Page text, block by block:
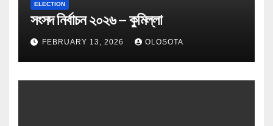
ELECTION
সংসদ নির্বাচন ২০২৬ – কুমিল্লা
FEBRUARY 13, 2026 OLOSOTA